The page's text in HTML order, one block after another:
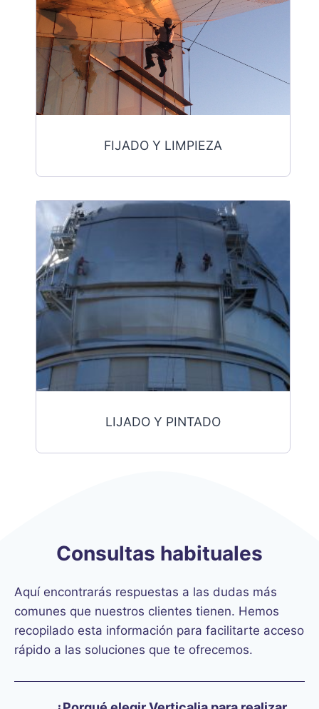
FIJADO Y LIMPIEZA
$219
LIJADO Y PINTADO
Consultas habituales
Aquí encontrarás respuestas a las dudas más
comunes que nuestros clientes tienen. Hemos
recopilado esta información para facilitarte acceso
rápido a las soluciones que te ofrecemos.